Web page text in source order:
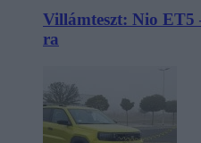
Villámteszt: Nio ET5
ra